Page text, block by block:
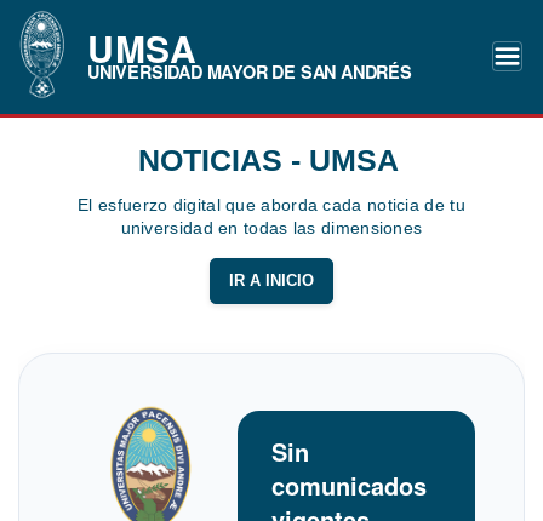
UMSA
UNIVERSIDAD MAYOR DE SAN ANDRÉS
NOTICIAS - UMSA
El esfuerzo digital que aborda cada noticia de tu
universidad en todas las dimensiones
IR A INICIO
Sin
comunicados